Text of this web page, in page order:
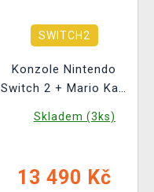
SWITCH2
Konzole Nintendo
Switch 2 + Mario Kart
Skladem (3ks)
13 490 Kč